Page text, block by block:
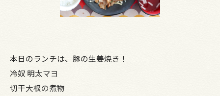
本日のランチは、豚の生姜焼き！
冷奴 明太マヨ
切干大根の煮物